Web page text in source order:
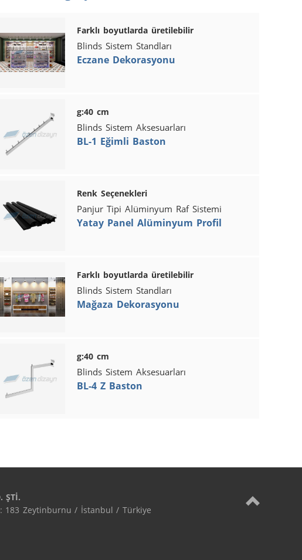
Farklı boyutlarda üretilebilir
Blinds Sistem Standları
Eczane Dekorasyonu
g:40 cm
Blinds Sistem Aksesuarları
BL-1 Eğimli Baston
Renk Seçenekleri
Panjur Tipi Alüminyum Raf Sistemi
Yatay Panel Alüminyum Profil
Farklı boyutlarda üretilebilir
Blinds Sistem Standları
Mağaza Dekorasyonu
g:40 cm
Blinds Sistem Aksesuarları
BL-4 Z Baston
ŞTİ.
183 Zeytinburnu / İstanbul / Türkiye